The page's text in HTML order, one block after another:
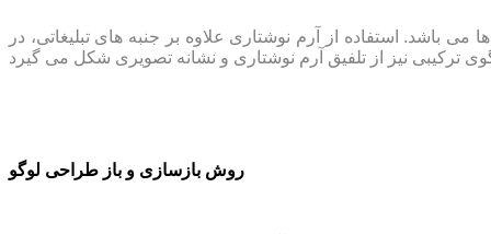
استفاده از آرم نوشتاری علاوه بر جنبه های تبلیغاتی، در
روش بازسازی و باز طراحی لوگو